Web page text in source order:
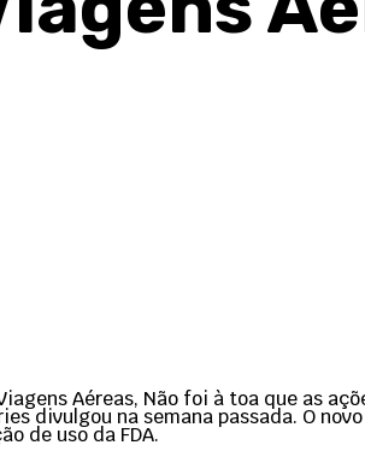
Aéreas, Não foi à toa que as
divulgou na semana passada. O
de uso da FDA.